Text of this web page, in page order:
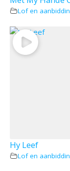
Lof en
Hy Leef
Lof en